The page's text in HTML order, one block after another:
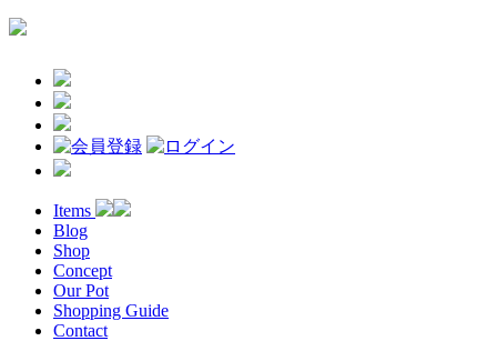
Items
Blog
Shop
Concept
Our Pot
Shopping Guide
Contact